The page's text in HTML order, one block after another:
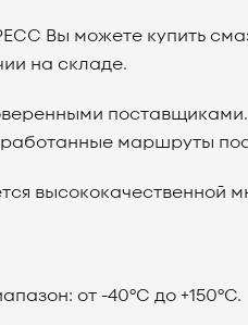
Вы можете купить
на складе.
маршруты
от -40°C до +150°C.